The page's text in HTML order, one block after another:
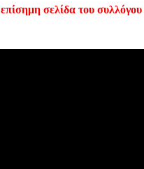
επίσημη σελίδα του συλλόγου